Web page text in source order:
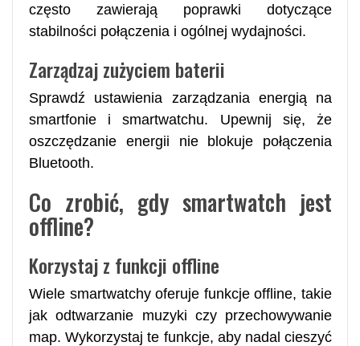
często zawierają poprawki dotyczące
stabilności połączenia i ogólnej wydajności.
Zarządzaj zużyciem baterii
Sprawdź ustawienia zarządzania energią na
smartfonie i smartwatchu. Upewnij się, że
oszczędzanie energii nie blokuje połączenia
Bluetooth.
Co zrobić, gdy smartwatch jest
offline?
Korzystaj z funkcji offline
Wiele smartwatchy oferuje funkcje offline, takie
jak odtwarzanie muzyki czy przechowywanie
map. Wykorzystaj te funkcje, aby nadal cieszyć